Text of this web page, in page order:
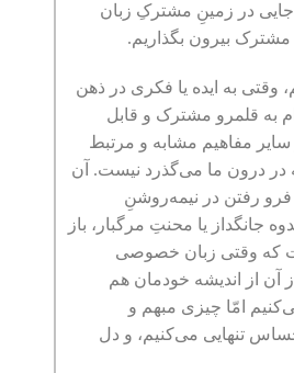
جایی در زمینِ مشترکِ زبان
بیرون بگذاریم.
به ایده یا فکری در ذهن
به قلمرو مشترک و قابل
سایر مفاهیم مشابه و مرتبط
در درون ما می‌گذرد نیست. آن
فرو رفتن در نیمه‌روشنِ
جانگداز یا محنتِ مرگبار، باز
که وقتی زبان خصوصی
آن از اندیشه خودمان هم
امّا چیزی مبهم و
تنهایی می‌کنیم، و دل